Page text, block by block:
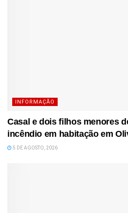
INFORMAÇÃO
Casal e dois filhos menores
incêndio em habitação em
5 DE AGOSTO, 2026